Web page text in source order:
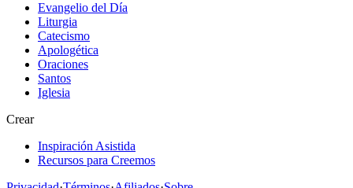
Evangelio del Día
Liturgia
Catecismo
Apologética
Oraciones
Santos
Iglesia
Crear
Inspiración Asistida
Recursos para Creemos